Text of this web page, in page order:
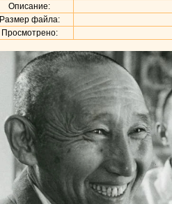
Описание:
Размер файла:
Просмотрено: